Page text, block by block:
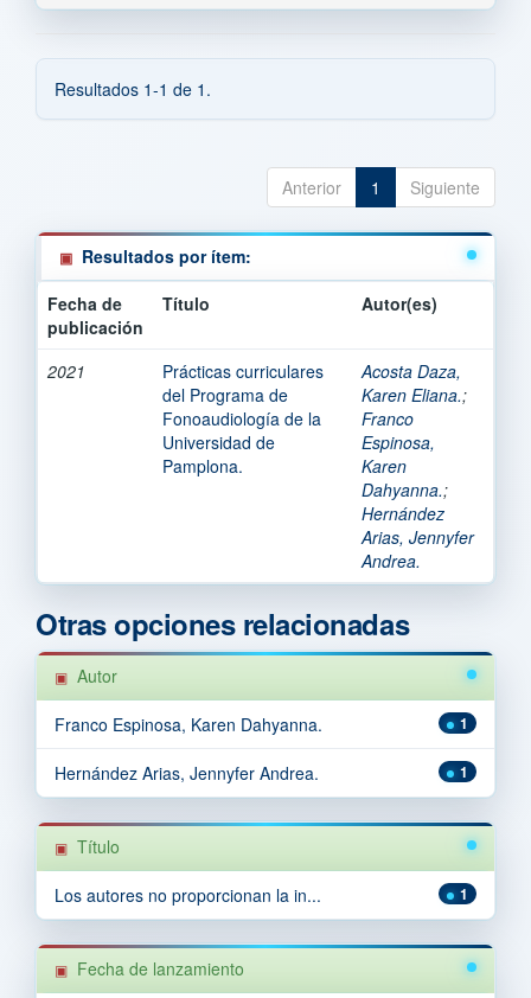
Resultados 1-1 de 1.
Anterior 1 Siguiente
Resultados por ítem:
Fecha de
publicación
Título Autor(es)
2021
Prácticas curriculares
del Programa de
Fonoaudiología de la
Universidad de
Pamplona.
Acosta Daza,
Karen Eliana.;
Franco
Espinosa,
Karen
Dahyanna.;
Hernández
Arias, Jennyfer
Andrea.
Otras opciones relacionadas
Autor
1
Franco Espinosa, Karen Dahyanna.
1
Hernández Arias, Jennyfer Andrea.
Título
1
Los autores no proporcionan la in...
Fecha de lanzamiento